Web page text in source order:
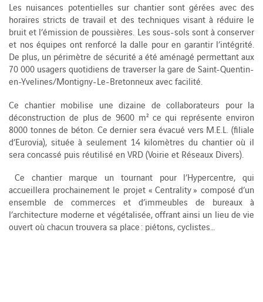
Les nuisances potentielles sur chantier sont gérées avec des
horaires stricts de travail et des techniques visant à réduire le
bruit et l’émission de poussières. Les sous-sols sont à conserver
et nos équipes ont renforcé la dalle pour en garantir l’intégrité.
De plus, un périmètre de sécurité a été aménagé permettant aux
70 000 usagers quotidiens de traverser la gare de Saint-Quentin-
en-Yvelines/Montigny-Le-Bretonneux avec facilité.
Ce chantier mobilise une dizaine de collaborateurs pour la
déconstruction de plus de 9600 m² ce qui représente environ
8000 tonnes de béton. Ce dernier sera évacué vers M.E.L. (filiale
d’Eurovia), située à seulement 14 kilomètres du chantier où il
sera concassé puis réutilisé en VRD (Voirie et Réseaux Divers).
Ce chantier marque un tournant pour l’Hypercentre, qui
accueillera prochainement le projet « Centrality » composé d’un
ensemble de commerces et d’immeubles de bureaux à
l’architecture moderne et végétalisée, offrant ainsi un lieu de vie
ouvert où chacun trouvera sa place : piétons, cyclistes…